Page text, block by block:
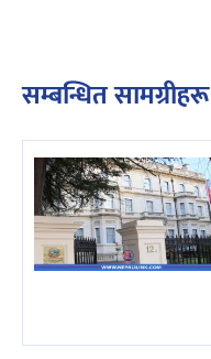
सम्बन्धित सामग्रीहरू